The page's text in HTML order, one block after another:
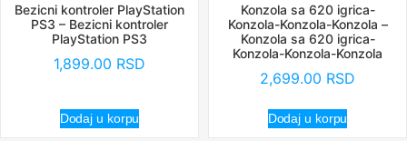
Bezicni kontroler PlayStation
PS3 – Bezicni kontroler
PlayStation PS3
1,899.00 RSD
Dodaj u korpu
Konzola sa 620 igrica-
Konzola-Konzola-Konzola –
Konzola sa 620 igrica-
Konzola-Konzola-Konzola
2,699.00 RSD
Dodaj u korpu